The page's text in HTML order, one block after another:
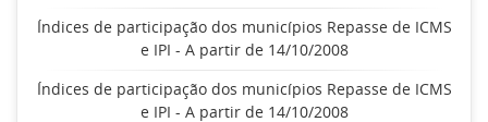
Índices de participação dos municípios Repasse de ICMS
e IPI - A partir de 14/10/2008
Índices de participação dos municípios Repasse de ICMS
e IPI - A partir de 14/10/2008